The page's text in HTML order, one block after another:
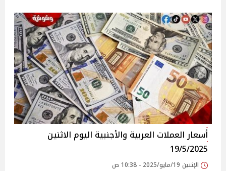
أسعار العملات العربية والأجنبية اليوم الاثنين
19/5/2025
الإثنين 19/مايو/2025 - 10:38 ص